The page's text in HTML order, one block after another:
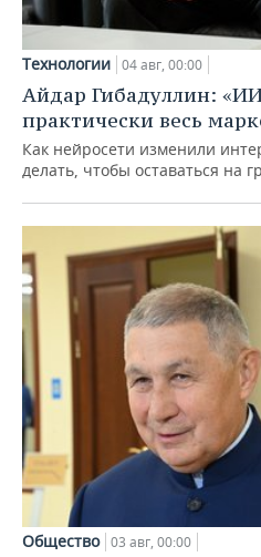
Технологии 04 авг, 00:00
Айдар Гибадуллин:
практически весь
Как нейросети изменили
делать, чтобы оставаться на
Общество 03 авг, 00:00